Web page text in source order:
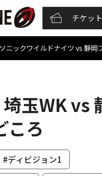
チケット
ニックワイルドナイツ vs 静
玉WK vs
ころ
#ディビジョン1